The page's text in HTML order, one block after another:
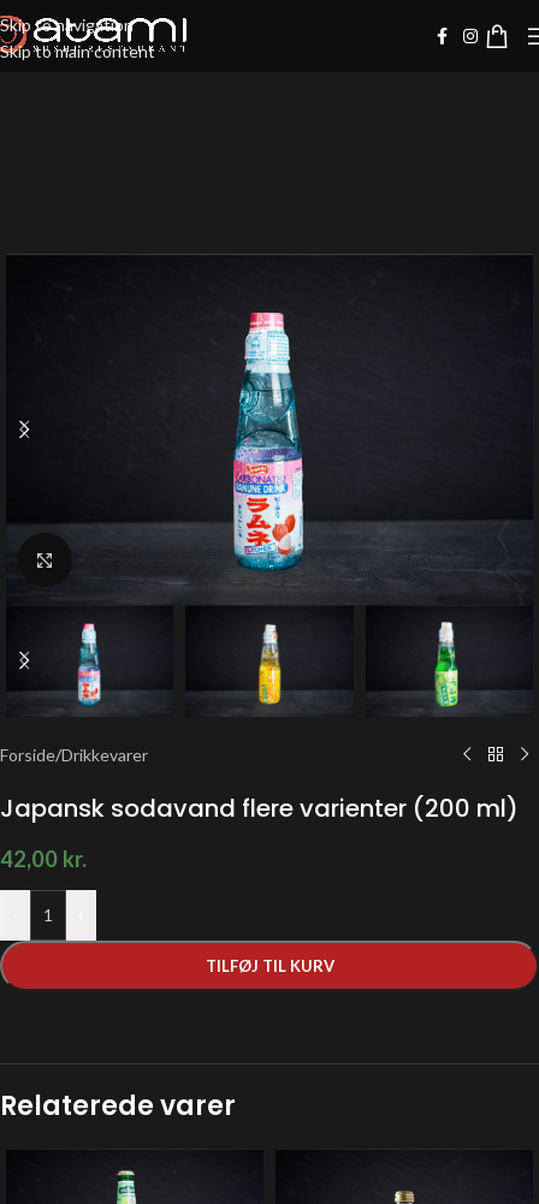
Skip to navigation
Skip to main content
Forside/Drikkevarer
Japansk sodavand flere varienter (200 ml)
42,00 kr.
TILFØJ TIL KURV
Relaterede varer